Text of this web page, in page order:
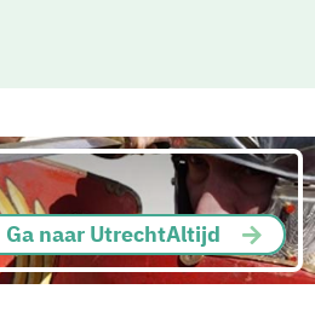
Ga naar UtrechtAltijd